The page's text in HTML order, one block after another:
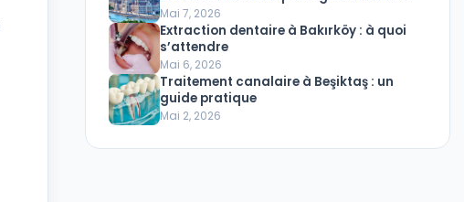
Mai 7, 2026
Extraction dentaire à Bakırköy : à quoi
s’attendre
Mai 6, 2026
Traitement canalaire à Beşiktaş : un
guide pratique
Mai 2, 2026